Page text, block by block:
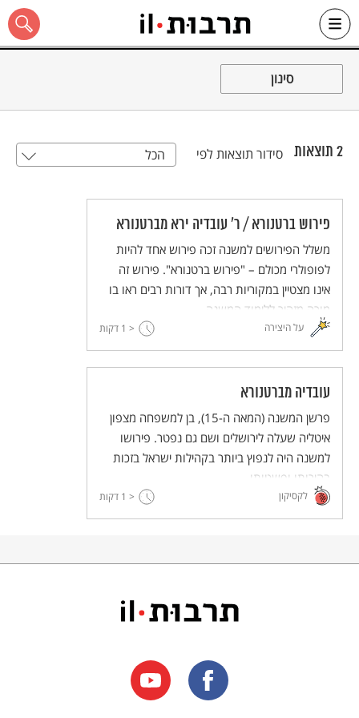
Skip
כל האתר
סינון
2 תוצאות סידור תוצאות לפי הכל
פירוש ברטנורא / ר' עובדיה ירא מברטנורא
משלל הפירושים למשנה זכה פירוש אחד להיות
לפופולרי מכולם – "פירוש ברטנורא". פירוש זה
אינו מצטיין במקוריות רבה, אך דורות רבים ראו בו
מורה מזהיר ללימוד המשנה.
על היצירה < 1 דקות
עובדיה מברטנורא
פרשן המשנה (המאה ה-15), בן למשפחה מצפון
איטליה שעלה לירושלים ושם גם נפטר. פירושו
למשנה היה לנפוץ ביותר בקהילות ישראל בזכות
בהירותו ופשטותו.
לקסיקון < 1 דקות